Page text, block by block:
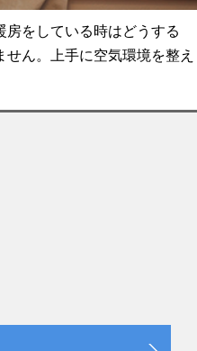
房をしている時はどうする
ん。上手に空気環境を整え